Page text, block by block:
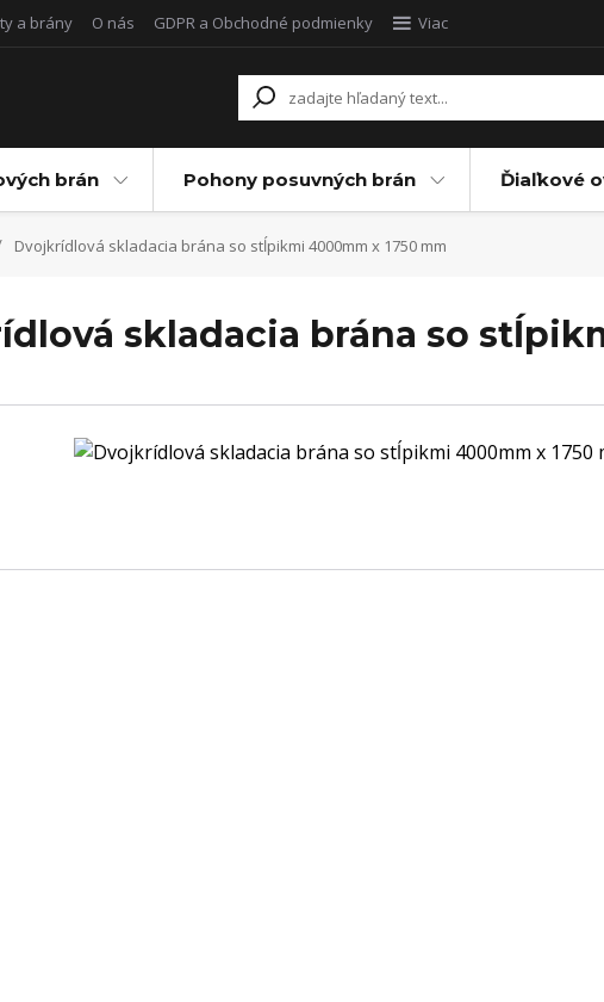
a brány O nás GDPR a Obchodné podmienky Viac
brán Pohony posuvných brán Ďiaľkové
Dvojkrídlová skladacia brána so stĺpikmi 4000mm x 1750 mm
skladacia brána so